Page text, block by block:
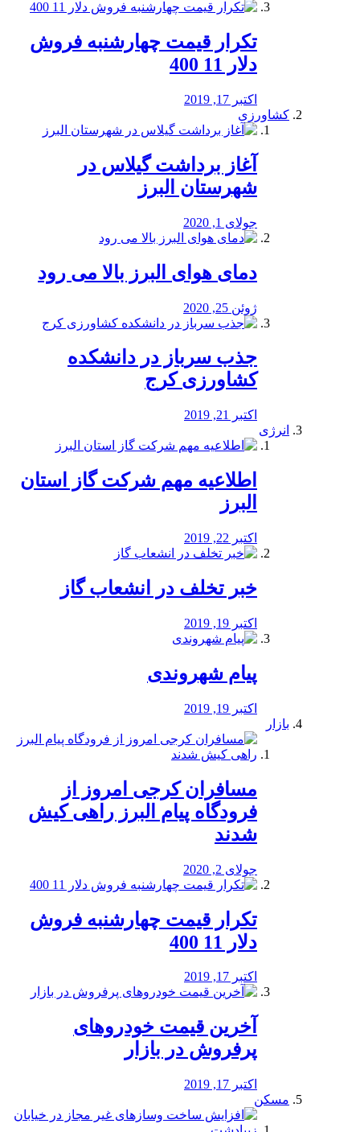
تکرار قیمت چهارشنبه فروش
دلار 11 400
اکتبر 17, 2019
کشاورزی
آغاز برداشت گیلاس در
شهرستان البرز
جولای 1, 2020
دمای هوای البرز بالا می رود
ژوئن 25, 2020
جذب سرباز در دانشکده
کشاورزی کرج
اکتبر 21, 2019
انرژی
️اطلاعیه مهم شرکت گاز استان
البرز
اکتبر 22, 2019
خبر تخلف در انشعاب گاز
اکتبر 19, 2019
پیام شهروندی
اکتبر 19, 2019
بازار
مسافران کرجی امروز از
فرودگاه پیام البرز راهی کیش
شدند
جولای 2, 2020
تکرار قیمت چهارشنبه فروش
دلار 11 400
اکتبر 17, 2019
آخرین قیمت خودرو‌های
پرفروش در بازار
اکتبر 17, 2019
مسکن